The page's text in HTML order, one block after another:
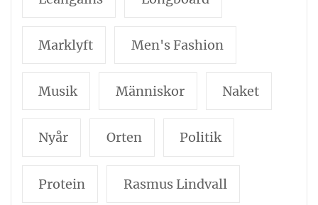
Marklyft Men's Fashion
Musik Människor Naket
Nyår Orten Politik
Protein Rasmus Lindvall